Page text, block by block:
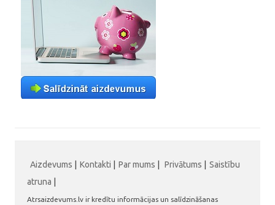
Aizdevums Kontakti Par mums Privātums
Saistību
atruna
Atrsaizdevums.lv ir kredītu informācijas un salīdzināšanas